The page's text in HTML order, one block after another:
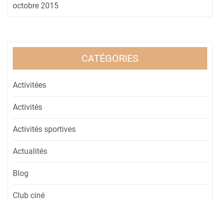
octobre 2015
CATÉGORIES
Activitées
Activités
Activités sportives
Actualités
Blog
Club ciné